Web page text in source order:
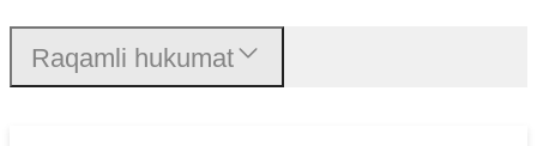
Raqamli hukumat